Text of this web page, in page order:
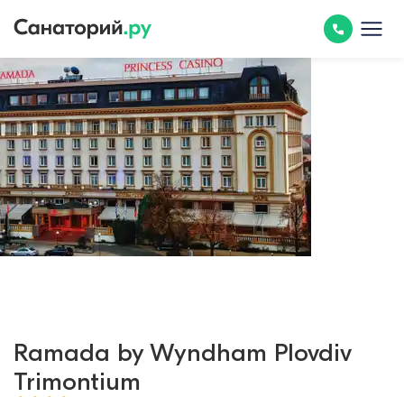
Ramada by Wyndham Plovdiv
Trimontium